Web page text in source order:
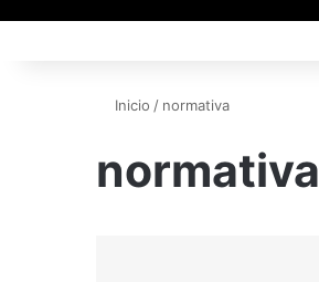
Inicio / normativa
normativa